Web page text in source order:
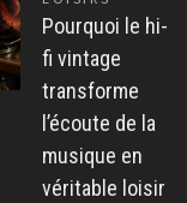
Pourquoi le hi-
fi vintage
transforme
l’écoute de la
musique en
véritable loisir